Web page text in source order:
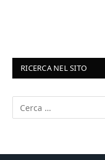
RICERCA NEL SITO